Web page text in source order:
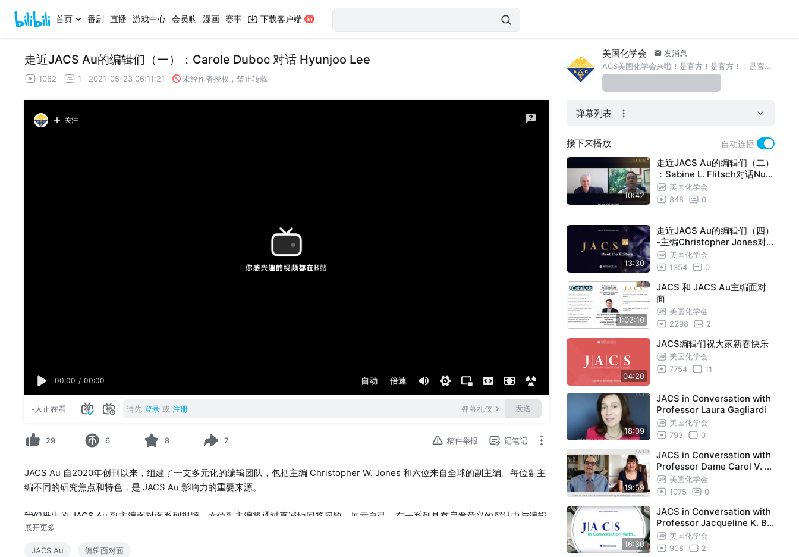
首页 番剧 直播 游戏中心 会员购 漫画 赛事 下载客户端
走近JACS Au的编辑们（一）：Carole Duboc 对话 Hyunjoo Lee
1082 1 2021-05-23 06:11:21 未经作者授权，禁止转载
关注
00:00 / 00:00 自动 倍速
-人正在看 请先 登录 或 注册 弹幕礼仪 发送
29 6 8 7 稿件举报 记笔记
JACS Au 自2020年创刊以来，组建了一支多元化的编辑团队，包括主编 Christopher W. Jones 和六位来自全球的副主编。每位副主
编不同的研究焦点和特色，是 JACS Au 影响力的重要来源。
我们推出的 JACS Au 副主编面对面系列视频，六位副主编将通过真诚地回答问题，展示自己，在一系列具有启发意义的探讨中与编辑
同仁们展开对话。
展开更多
JACS Au 编辑面对面
美国化学会
发消息
ACS美国化学会来啦！是官方！是官方！！是官方！！！
弹幕列表
接下来播放 自动连播
10:42
走近JACS Au的编辑们（二）
：Sabine L. Flitsch对话Nun
o Maulide
美国化学会
848
0
13:30
走近JACS Au的编辑们（四）
-主编Christopher Jones对
话助理编辑Wasiu Lawal
美国化学会
1354
0
1:02:10
JACS 和 JACS Au主编面对
面
美国化学会
2298
2
04:20
JACS编辑们祝大家新春快乐
美国化学会
7754
11
18:09
JACS in Conversation with
Professor Laura Gagliardi
美国化学会
793
0
19:59
JACS in Conversation with
Professor Dame Carol V. R
obinson
美国化学会
1075
0
16:30
JACS in Conversation with
Professor Jacqueline K. Ba
rton美国化学会
908
2